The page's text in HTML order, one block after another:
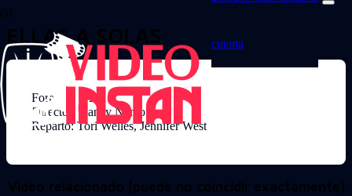
cuenta
ELLAS A SOLAS
Formato: VHS
Director: Nancy Nemo
Reparto: Tori Welles, Jennifer West
Video relacionado (puede no coincidir exactamente)